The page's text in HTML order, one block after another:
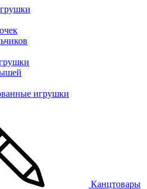
игрушки
Канцтовары